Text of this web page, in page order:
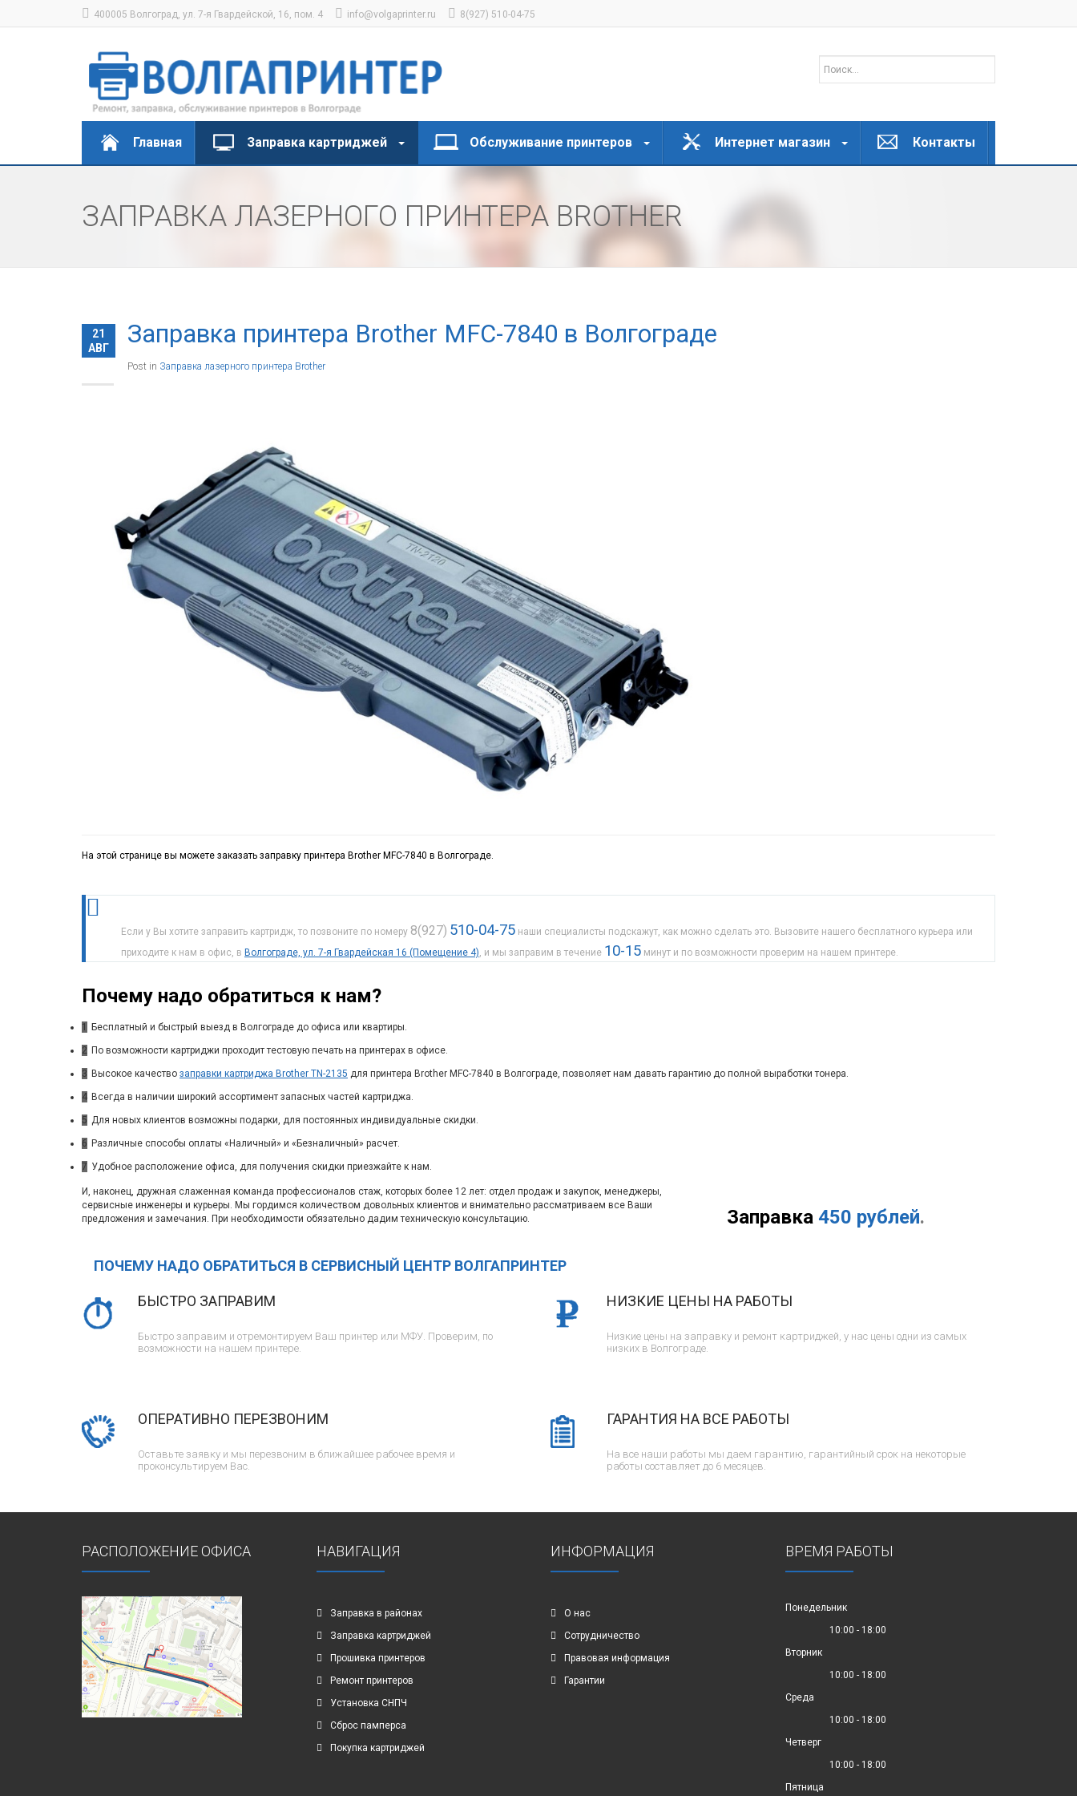
400005 Волгоград, ул. 7-я Гвардейской, 16, пом. 4 info@volgaprinter.ru 8(927) 510-04-75
Главная Заправка картриджей Обслуживание принтеров Интернет магазин Контакты
ЗАПРАВКА ЛАЗЕРНОГО ПРИНТЕРА BROTHER
21
АВГ
Заправка принтера Brother MFC-7840 в Волгограде
Post in Заправка лазерного принтера Brother
На этой странице вы можете заказать заправку принтера Brother MFC-7840 в Волгограде.
Если у Вы хотите заправить картридж, то позвоните по номеру 8(927) 510-04-75 наши специалисты подскажут, как можно сделать это. Вызовите нашего бесплатного курьера или
приходите к нам в офис, в Волгограде, ул. 7-я Гвардейская 16 (Помещение 4), и мы заправим в течение 10-15 минут и по возможности проверим на нашем принтере.
Почему надо обратиться к нам?
1 Бесплатный и быстрый выезд в Волгограде до офиса или квартиры.
2 По возможности картриджи проходит тестовую печать на принтерах в офисе.
3 Высокое качество заправки картриджа Brother TN-2135 для принтера Brother MFC-7840 в Волгограде, позволяет нам давать гарантию до полной выработки тонера.
4 Всегда в наличии широкий ассортимент запасных частей картриджа.
5 Для новых клиентов возможны подарки, для постоянных индивидуальные скидки.
6 Различные способы оплаты «Наличный» и «Безналичный» расчет.
7 Удобное расположение офиса, для получения скидки приезжайте к нам.
Заправка 450 рублей.
И, наконец, дружная слаженная команда профессионалов стаж, которых более 12 лет: отдел продаж и закупок, менеджеры,
сервисные инженеры и курьеры. Мы гордимся количеством довольных клиентов и внимательно рассматриваем все Ваши
предложения и замечания. При необходимости обязательно дадим техническую консультацию.
ПОЧЕМУ НАДО ОБРАТИТЬСЯ В СЕРВИСНЫЙ ЦЕНТР ВОЛГАПРИНТЕР
БЫСТРО ЗАПРАВИМ
Быстро заправим и отремонтируем Ваш принтер или МФУ. Проверим, по
возможности на нашем принтере.
ОПЕРАТИВНО ПЕРЕЗВОНИМ
Оставьте заявку и мы перезвоним в ближайшее рабочее время и
проконсультируем Вас.
НИЗКИЕ ЦЕНЫ НА РАБОТЫ
Низкие цены на заправку и ремонт картриджей, у нас цены одни из самых
низких в Волгограде.
ГАРАНТИЯ НА ВСЕ РАБОТЫ
На все наши работы мы даем гарантию, гарантийный срок на некоторые
работы составляет до 6 месяцев.
РАСПОЛОЖЕНИЕ ОФИСА НАВИГАЦИЯ
Заправка в районах
Заправка картриджей
Прошивка принтеров
Ремонт принтеров
Установка СНПЧ
Сброс памперса
Покупка картриджей
ИНФОРМАЦИЯ
О нас
Сотрудничество
Правовая информация
Гарантии
ВРЕМЯ РАБОТЫ
Понедельник
10:00 - 18:00
Вторник
10:00 - 18:00
Среда
10:00 - 18:00
Четверг
10:00 - 18:00
Пятница